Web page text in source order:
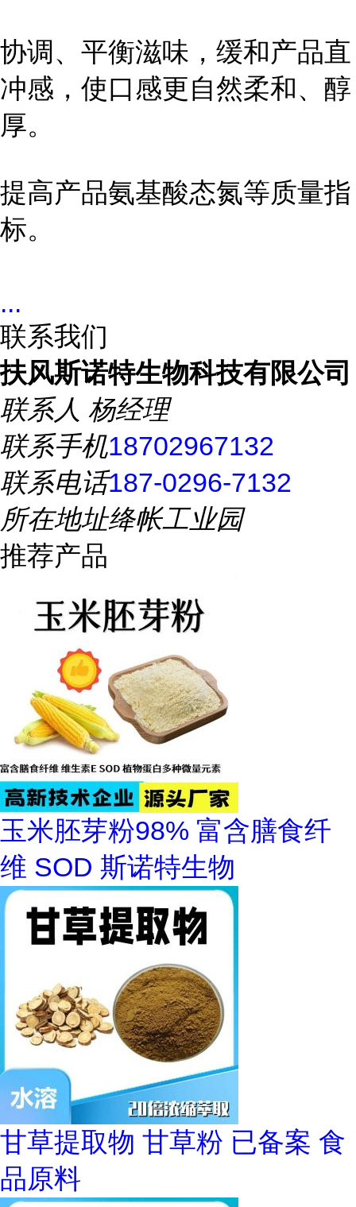
协调、平衡滋味，缓和产品直
冲感，使口感更自然柔和、醇
厚。
提高产品氨基酸态氮等质量指
标。
...
联系我们
扶风斯诺特生物科技有限公司
联系人 杨经理
联系手机18702967132
联系电话187-0296-7132
所在地址绛帐工业园
推荐产品
玉米胚芽粉98% 富含膳食纤
维 SOD 斯诺特生物
甘草提取物 甘草粉 已备案 食
品原料